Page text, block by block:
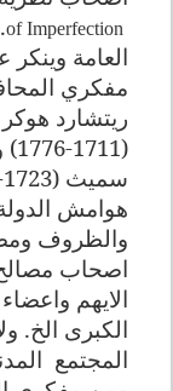
of Imperfection
.
العامة
مفكري
ريتشارد هوكر
(1711-1776) ومنهم دعاة حالتجارة
هوامش
والظروف
اصحاب مصالح
الايهم
الكبرى الخ.
المجتمع